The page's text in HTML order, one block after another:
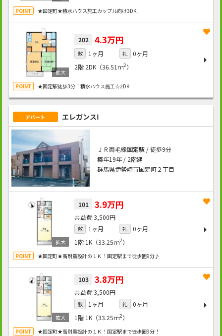
★国定町★積水ハウス施工カップル向け3DK！
202 4.3万円
敷 1ヶ月 礼
0ヶ月
2階 2DK（36.51ｍ2）
★国定駅徒歩3分！積水ハウス施工☆2DK
アパート エレガンスⅠ
ＪＲ両毛線国定駅/ 徒歩9分
築年19年 / 2階建
群馬県伊勢崎市国定町２丁目
101 3.9万円
3,500円
敷 1ヶ月 礼
0ヶ月
1階 1K（33.25ｍ2）
★国定町★高耐震設計の１Ｋ！国定駅まで徒歩圏9分♪
103 3.8万円
3,500円
敷 1ヶ月 礼
0ヶ月
1階 1K（33.25ｍ2）
★国定町★高耐震設計の１Ｋ！国定駅まで徒歩圏9分！